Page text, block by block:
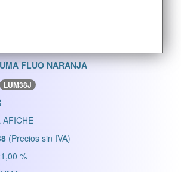
FLUO NARANJA
LUM38J
(Precios sin IVA)
%